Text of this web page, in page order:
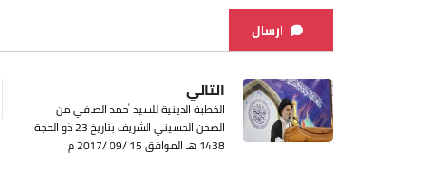
ارسال
التالي
الخطبة الدينية للسيد أحمد الصافي من
الصحن الحسيني الشريف بتاريخ 23 ذو الحجة
1438 هـ الموافق 15 /09 /2017 م